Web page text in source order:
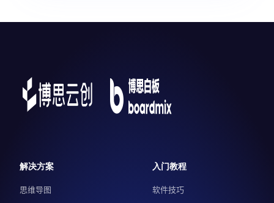
解决方案
思维导图
入门教程
软件技巧